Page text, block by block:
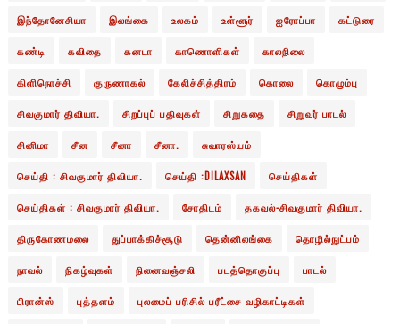
இந்தோனேசியா இலங்கை உலகம் உள்ளூர் ஐரோப்பா கட்டுரை
கண்டி கவிதை கனடா காணொளிகள் காலநிலை
கிளிநொச்சி குருணாகல் கேலிச்சித்திரம் கொலை கொழும்பு
சிவகுமார் திவியா. சிறப்புப் பதிவுகள் சிறுகதை சிறுவர் பாடல்
சினிமா சீன சீனா சீனா. சுவாரஸ்யம்
செய்தி : சிவகுமார் திவியா. செய்தி :DILAXSAN செய்திகள்
செய்திகள் : சிவகுமார் திவியா. சோதிடம் தகவல்-சிவகுமார் திவியா.
திருகோணமலை துப்பாக்கிச்சூடு தென்னிலங்கை தொழில்நுட்பம்
நாவல் நிகழ்வுகள் நினைவஞ்சலி படத்தொகுப்பு பாடல்
பிரான்ஸ் புத்தளம் புலமைப் பரிசில் பரீட்சை வழிகாட்டிகள்